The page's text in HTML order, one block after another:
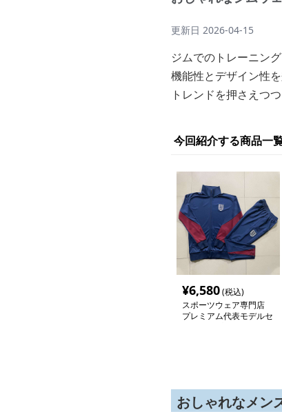
更新日 2026-04-15
ジムでのトレーニン
機能性とデザイン性
トレンドを押さえつ
今回紹介する商品一
¥6,580(税込)
スポーツウェア専門店
プレミアム代表モデルセ
おしゃれなメン